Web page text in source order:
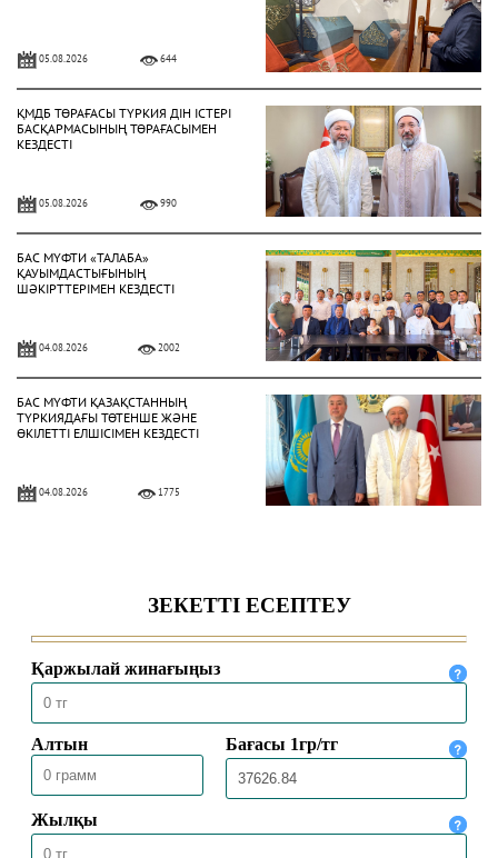
05.08.2026 644
ҚМДБ ТӨРАҒАСЫ ТҮРКИЯ ДІН ІСТЕРІ
БАСҚАРМАСЫНЫҢ ТӨРАҒАСЫМЕН
КЕЗДЕСТІ
05.08.2026 990
БАС МҮФТИ «ТАЛАБА»
ҚАУЫМДАСТЫҒЫНЫҢ
ШӘКІРТТЕРІМЕН КЕЗДЕСТІ
04.08.2026 2002
БАС МҮФТИ ҚАЗАҚСТАННЫҢ
ТҮРКИЯДАҒЫ ТӨТЕНШЕ ЖӘНЕ
ӨКІЛЕТТІ ЕЛШІСІМЕН КЕЗДЕСТІ
04.08.2026 1775
31.07.2026 2020
ҚМДБ ТӨРАҒАСЫ «НҰРСҰЛТАН»
МЕШІТІНДЕ ЖҰМА УАҒЫЗЫН АЙТТЫ
31.07.2026